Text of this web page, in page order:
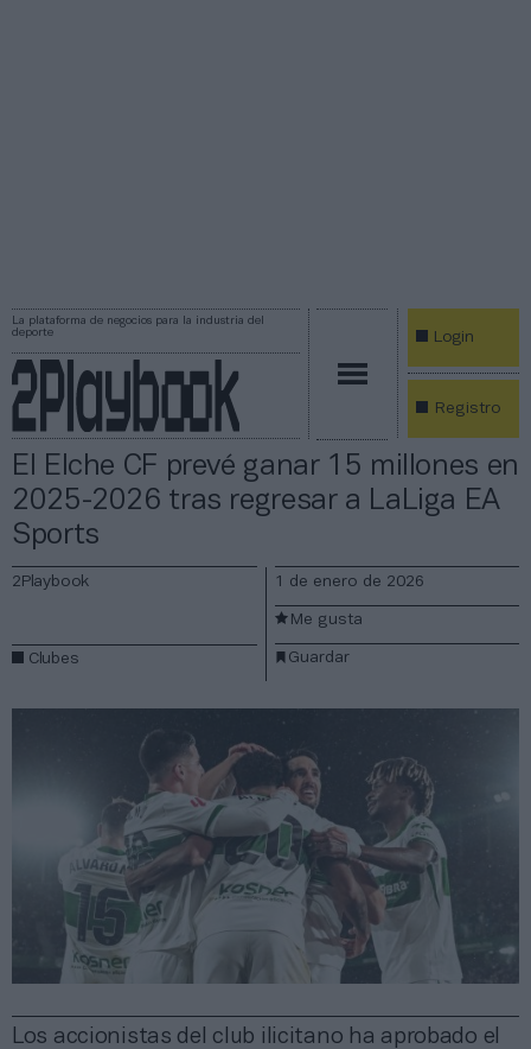
La plataforma de negocios para la industria del
deporte
Login
Registro
El Elche CF prevé ganar 15 millones en
2025-2026 tras regresar a LaLiga EA
Sports
Los accionistas del club ilicitano ha aprobado el
2Playbook
Clubes
1 de enero de 2026
Guardar
Me gusta